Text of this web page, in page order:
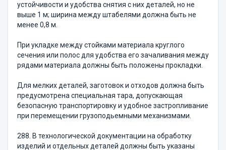
устойчивости и удобства снятия с них деталей, но не
выше 1 м; ширина между штабелями должна быть не
менее 0,8 м.
При укладке между стойками материала круглого
сечения или полос для удобства его зачаливания между
рядами материала должны быть положены прокладки.
Для мелких деталей, заготовок и отходов должна быть
предусмотрена специальная тара, допускающая
безопасную транспортировку и удобное застропливание
при перемещении грузоподьемными механизмами.
288. В технологической документации на обработку
изделий и отдельных деталей должны быть указаны